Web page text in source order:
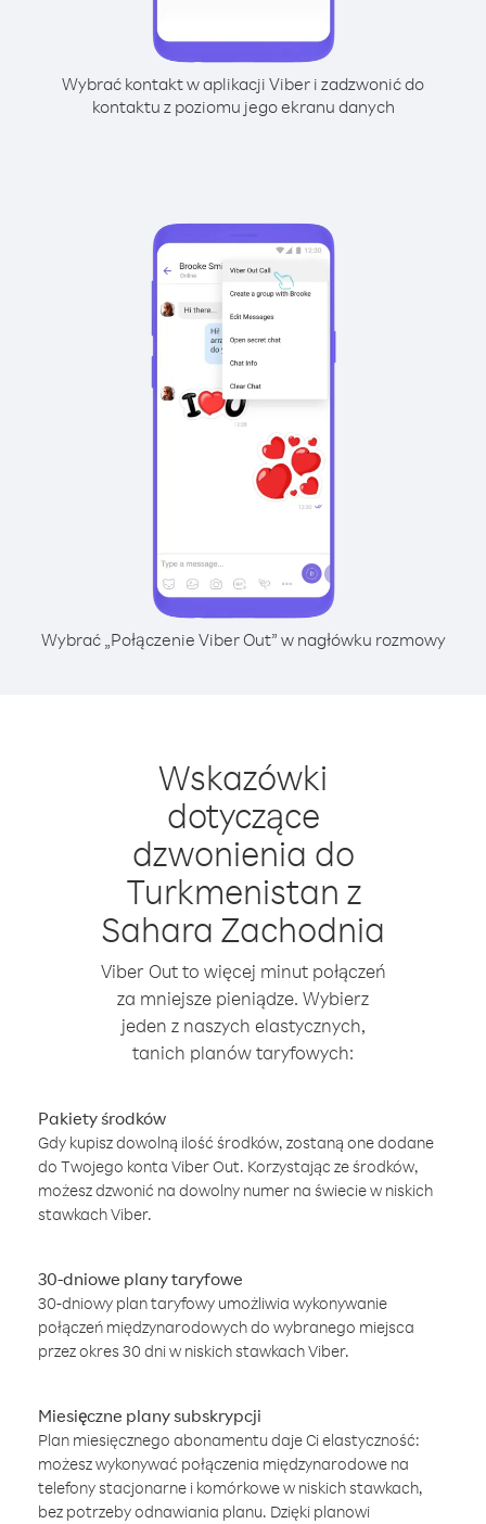
Wybrać kontakt w aplikacji Viber i zadzwonić do
kontaktu z poziomu jego ekranu danych
Wybrać „Połączenie Viber Out” w nagłówku rozmowy
Wskazówki
dotyczące
dzwonienia do
Turkmenistan z
Sahara Zachodnia
Viber Out to więcej minut połączeń
za mniejsze pieniądze. Wybierz
jeden z naszych elastycznych,
tanich planów taryfowych:
Pakiety środków
Gdy kupisz dowolną ilość środków, zostaną one dodane
do Twojego konta Viber Out. Korzystając ze środków,
możesz dzwonić na dowolny numer na świecie w niskich
stawkach Viber.
30-dniowe plany taryfowe
30-dniowy plan taryfowy umożliwia wykonywanie
połączeń międzynarodowych do wybranego miejsca
przez okres 30 dni w niskich stawkach Viber.
Miesięczne plany subskrypcji
Plan miesięcznego abonamentu daje Ci elastyczność:
możesz wykonywać połączenia międzynarodowe na
telefony stacjonarne i komórkowe w niskich stawkach,
bez potrzeby odnawiania planu. Dzięki planowi